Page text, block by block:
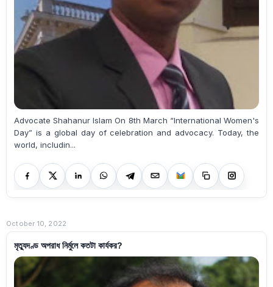
Advocate Shahanur Islam On 8th March “International Women's
Day” is a global day of celebration and advocacy. Today, the
world, includin...
October 10, 2022
মৃত্যুদণ্ড অপরাধ নির্মুলে কতটা কার্যকর?